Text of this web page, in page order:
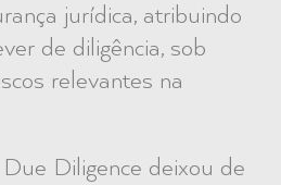
jurídica, atribuindo
de diligência, sob
relevantes na
Diligence deixou de